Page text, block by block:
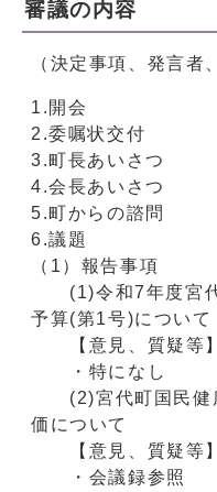
審議の内容
（決定事項、発言者
1.開会
2.委嘱状交付
3.町長あいさつ
4.会長あいさつ
5.町からの諮問
6.議題
（1）報告事項
(1)令和7年度宮代
予算(第1号)について
【意見、質疑等】
・特になし
(2)宮代町国民健
価について
【意見、質疑等】
・会議録参照